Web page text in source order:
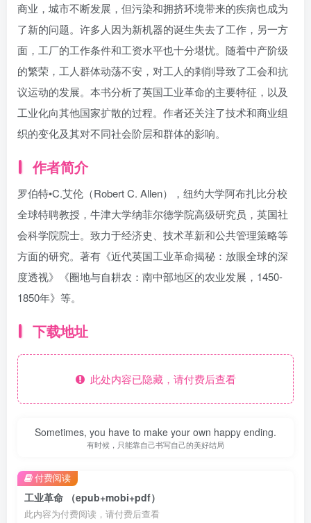
商业，城市不断发展，但污染和拥挤环境带来的疾病也成为
了新的问题。许多人因为新机器的诞生失去了工作，另一方
面，工厂的工作条件和工资水平也十分堪忧。随着中产阶级
的繁荣，工人群体动荡不安，对工人的剥削导致了工会和抗
议运动的发展。本书分析了英国工业革命的主要特征，以及
工业化向其他国家扩散的过程。作者还关注了技术和商业组
织的变化及其对不同社会阶层和群体的影响。
作者简介
罗伯特•C.艾伦（Robert C. Allen），纽约大学阿布扎比分校
全球特聘教授，牛津大学纳菲尔德学院高级研究员，英国社
会科学院院士。致力于经济史、技术革新和公共管理策略等
方面的研究。著有《近代英国工业革命揭秘：放眼全球的深
度透视》《圈地与自耕农：南中部地区的农业发展，1450-
1850年》等。
下载地址
此处内容已隐藏，请付费后查看
Sometimes, you have to make your own happy ending.
有时候，只能靠自己书写自己的美好结局
工业革命 （epub+mobi+pdf）
此内容为付费阅读，请付费后查看
付费阅读